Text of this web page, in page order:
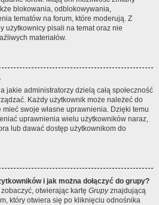
blokowania, odblokowywania,
tematów na forum, które moderują. Z
użytkownicy pisali na temat oraz nie
materiałów.
jakie administratorzy dzielą całą społeczność
Każdy użytkownik może należeć do
swoje własne uprawnienia. Dzięki temu
uprawnienia wielu użytkowników naraz,
lub dawać dostęp użytkownikom do
i jak można dołączyć do grupy?
otwierając kartę Grupyznajdującą
który otwiera się po kliknięciu odnośnika